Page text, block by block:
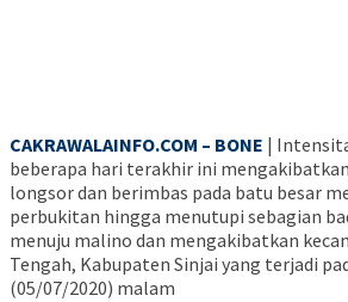
CAKRAWALAINFO.COM – BONE |
beberapa hari terakhir ini
longsor dan berimbas pada batu besar
perbukitan hingga menutupi sebagian
menuju malino dan mengakibatkan
Tengah, Kabupaten Sinjai yang terjadi
(05/07/2020) malam